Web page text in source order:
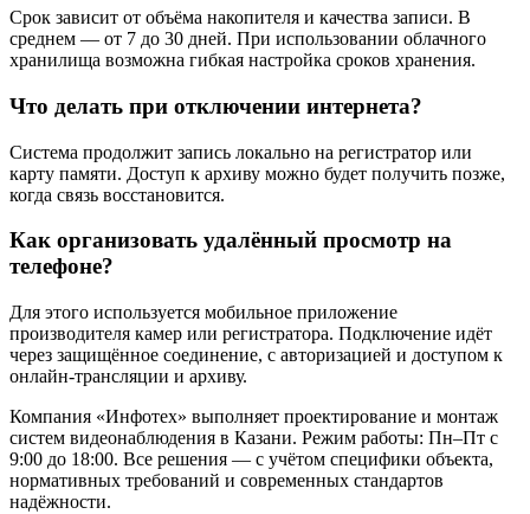
Срок зависит от объёма накопителя и качества записи. В
среднем — от 7 до 30 дней. При использовании облачного
хранилища возможна гибкая настройка сроков хранения.
Что делать при отключении интернета?
Система продолжит запись локально на регистратор или
карту памяти. Доступ к архиву можно будет получить позже,
когда связь восстановится.
Как организовать удалённый просмотр на
телефоне?
Для этого используется мобильное приложение
производителя камер или регистратора. Подключение идёт
через защищённое соединение, с авторизацией и доступом к
онлайн-трансляции и архиву.
Компания «Инфотех» выполняет проектирование и монтаж
систем видеонаблюдения в Казани. Режим работы: Пн–Пт с
9:00 до 18:00. Все решения — с учётом специфики объекта,
нормативных требований и современных стандартов
надёжности.